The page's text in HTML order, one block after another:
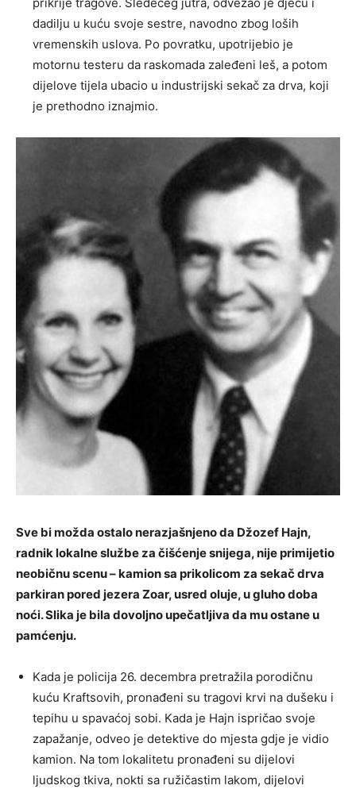
prikrije tragove. Sledećeg jutra, odvezao je djecu i
dadilju u kuću svoje sestre, navodno zbog loših
vremenskih uslova. Po povratku, upotrijebio je
motornu testeru da raskomada zaleđeni leš, a potom
dijelove tijela ubacio u industrijski sekač za drva, koji
je prethodno iznajmio.
Sve bi možda ostalo nerazjašnjeno da Džozef Hajn,
radnik lokalne službe za čišćenje snijega, nije primijetio
neobičnu scenu – kamion sa prikolicom za sekač drva
parkiran pored jezera Zoar, usred oluje, u gluho doba
noći. Slika je bila dovoljno upečatljiva da mu ostane u
pamćenju.
Kada je policija 26. decembra pretražila porodičnu
kuću Kraftsovih, pronađeni su tragovi krvi na dušeku i
tepihu u spavaćoj sobi. Kada je Hajn ispričao svoje
zapažanje, odveo je detektive do mjesta gdje je vidio
kamion. Na tom lokalitetu pronađeni su dijelovi
ljudskog tkiva, nokti sa ružičastim lakom, dijelovi